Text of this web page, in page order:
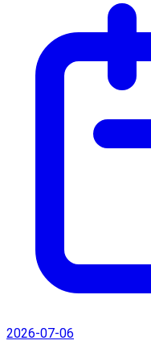
2026-07-06